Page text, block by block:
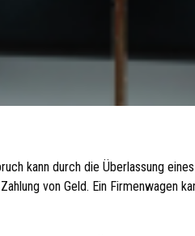
kann durch die Überlassung
von Geld. Ein Firmenwagen